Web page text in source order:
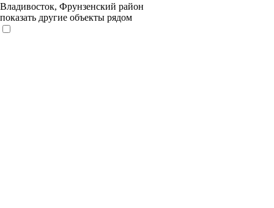
Владивосток, Фрунзенский район
показать другие объекты рядом